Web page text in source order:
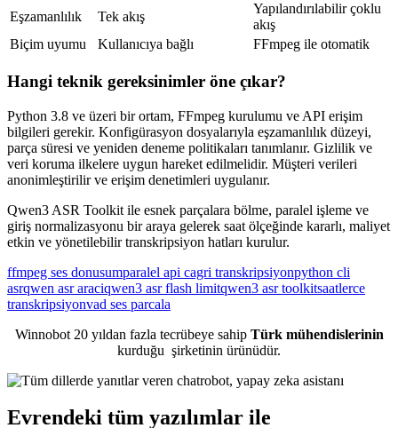
Eşzamanlılık
Tek akış
Yapılandırılabilir çoklu
akış
Biçim uyumu
Kullanıcıya bağlı FFmpeg ile otomatik
Hangi teknik gereksinimler öne çıkar?
Python 3.8 ve üzeri bir ortam, FFmpeg kurulumu ve API erişim
bilgileri gerekir. Konfigürasyon dosyalarıyla eşzamanlılık düzeyi,
parça süresi ve yeniden deneme politikaları tanımlanır. Gizlilik ve
veri koruma ilkelere uygun hareket edilmelidir. Müşteri verileri
anonimleştirilir ve erişim denetimleri uygulanır.
Qwen3 ASR Toolkit ile esnek parçalara bölme, paralel işleme ve
giriş normalizasyonu bir araya gelerek saat ölçeğinde kararlı, maliyet
etkin ve yönetilebilir transkripsiyon hatları kurulur.
ffmpeg ses donusumparalel api cagri transkripsiyonpython cli
asrqwen asr araciqwen3 asr flash limitqwen3 asr toolkitsaatlerce
transkripsiyonvad ses parcala
Winnobot 20 yıldan fazla tecrübeye sahip Türk mühendislerinin
kurduğu şirketinin ürünüdür.
Evrendeki tüm yazılımlar ile